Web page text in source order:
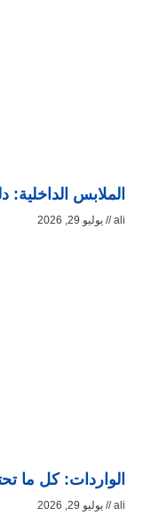
الملابس
ali يوليو 29, 2026
الواردات: كل ما
ali يوليو 29, 2026